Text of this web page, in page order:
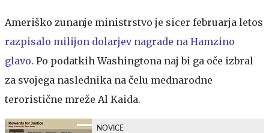
Ameriško zunanje ministrstvo je sicer februarja letos
razpisalo milijon dolarjev nagrade na Hamzino
glavo. Po podatkih Washingtona naj bi ga oče izbral
za svojega naslednika na čelu mednarodne
teroristične mreže Al Kaida.
NOVICE